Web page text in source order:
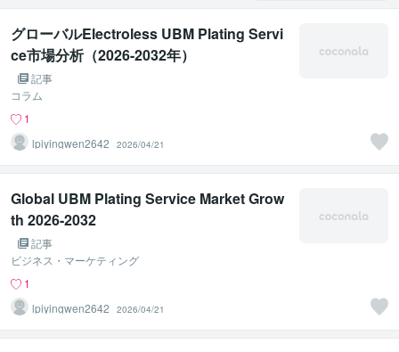
グローバルElectroless UBM Plating Servi
ce市場分析（2026-2032年）
記事
コラム
1
lpiyingwen2642
2026/04/21
Global UBM Plating Service Market Grow
th 2026-2032
記事
ビジネス・マーケティング
1
lpiyingwen2642
2026/04/21